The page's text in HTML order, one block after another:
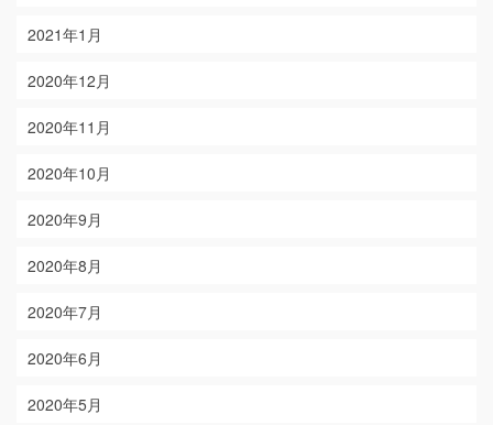
2021年1月
2020年12月
2020年11月
2020年10月
2020年9月
2020年8月
2020年7月
2020年6月
2020年5月